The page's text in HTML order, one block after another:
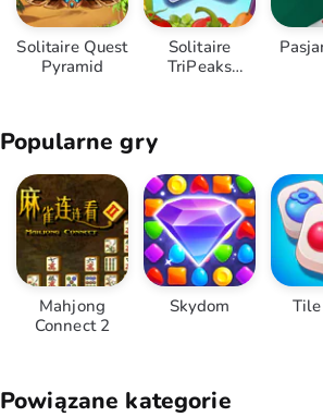
Solitaire Quest
Pyramid
Solitaire
TriPeaks
Popularne gry
Mahjong
Connect 2
Skydom
Powiązane kategorie